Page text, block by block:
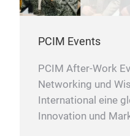
PCIM Events
PCIM After-Work
Networking und
International eine
Innovation und